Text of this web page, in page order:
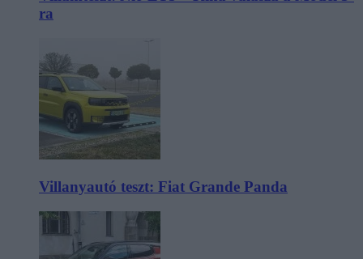
ra
Villanyautó teszt: Fiat Grande Panda